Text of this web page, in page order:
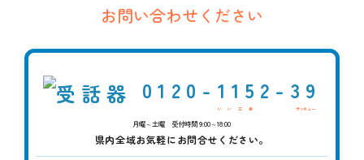
お問い合わせください
0120- 1152- 39
月曜～土曜 受付時間 9:00～18:00
県内全域お気軽にお問合せください。